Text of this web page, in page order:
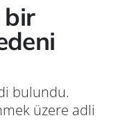
bir
bulundu.
üzere adli